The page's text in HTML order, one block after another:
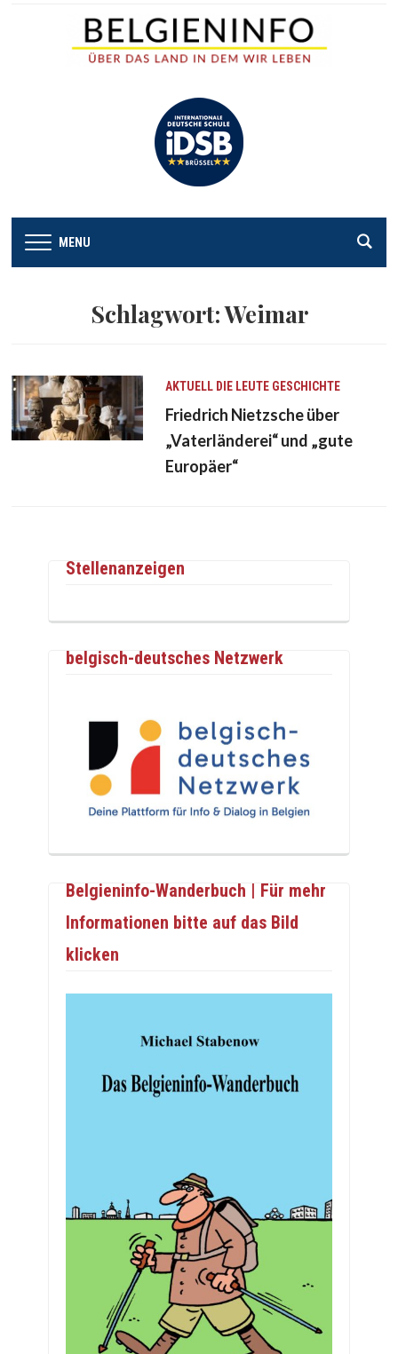
MENU
Schlagwort:Weimar
AKTUELL DIE LEUTE GESCHICHTE
Friedrich Nietzsche über
„Vaterländerei“ und „gute
Europäer“
Stellenanzeigen
belgisch-deutsches Netzwerk
Belgieninfo-Wanderbuch | Für mehr
Informationen bitte auf das Bild
klicken